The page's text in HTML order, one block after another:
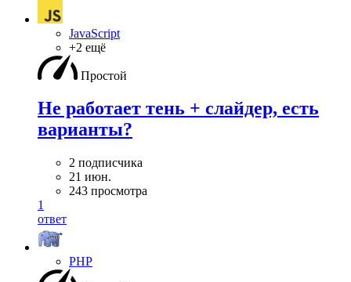
JavaScript
+2 ещё
Простой
Не работает тень + слайдер, есть
варианты?
2 подписчика
21 июн.
243 просмотра
1
ответ
PHP